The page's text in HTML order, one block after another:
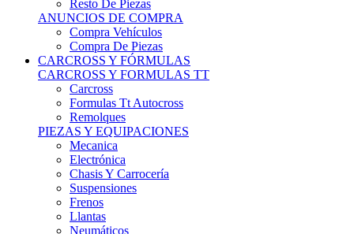
Compra Vehículos
Compra De Piezas
CARCROSS Y FÓRMULAS
CARCROSS Y FORMULAS TT
Carcross
Formulas Tt Autocross
Remolques
PIEZAS Y EQUIPACIONES
Mecanica
Electrónica
Chasis Y Carrocería
Suspensiones
Frenos
Llantas
Neumáticos
Resto De Piezas